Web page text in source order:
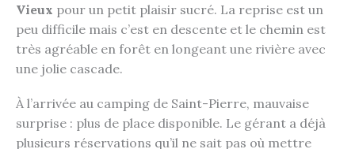
Vieux pour un petit plaisir sucré. La reprise est un
peu difficile mais c’est en descente et le chemin est
très agréable en forêt en longeant une rivière avec
une jolie cascade.
À l’arrivée au camping de Saint-Pierre, mauvaise
surprise : plus de place disponible. Le gérant a déjà
plusieurs réservations qu’il ne sait pas où mettre